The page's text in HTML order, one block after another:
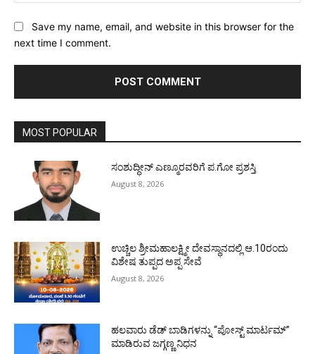
Save my name, email, and website in this browser for the
next time I comment.
MOST POPULAR
ಸಂಶುದ್ಧೀನ್ ಎಣ್ಮೂರವರಿಗೆ ಪ.ಗೋ ಪ್ರಶಸ್ತಿ
August 8, 2026
ಉಚ್ಚಿಲ ಶ್ರೀಮಹಾಲಕ್ಷ್ಮೀ ದೇವಸ್ಥಾನದಲ್ಲಿ ಆ.10ರಂದು
ವಿಶೇಷ ತುಪ್ಪದ ಅಪ್ಪ ಸೇವೆ
August 8, 2026
ಹಲವಾರು ಡೆಡ್ ಬಾಡಿಗಳನ್ನು “ಪೋಸ್ಟ್ ಮಾರ್ಟಮ್”
ಮಾಡಿರುವ ಜಗ್ಗಣ್ಣ ನಿಧನ